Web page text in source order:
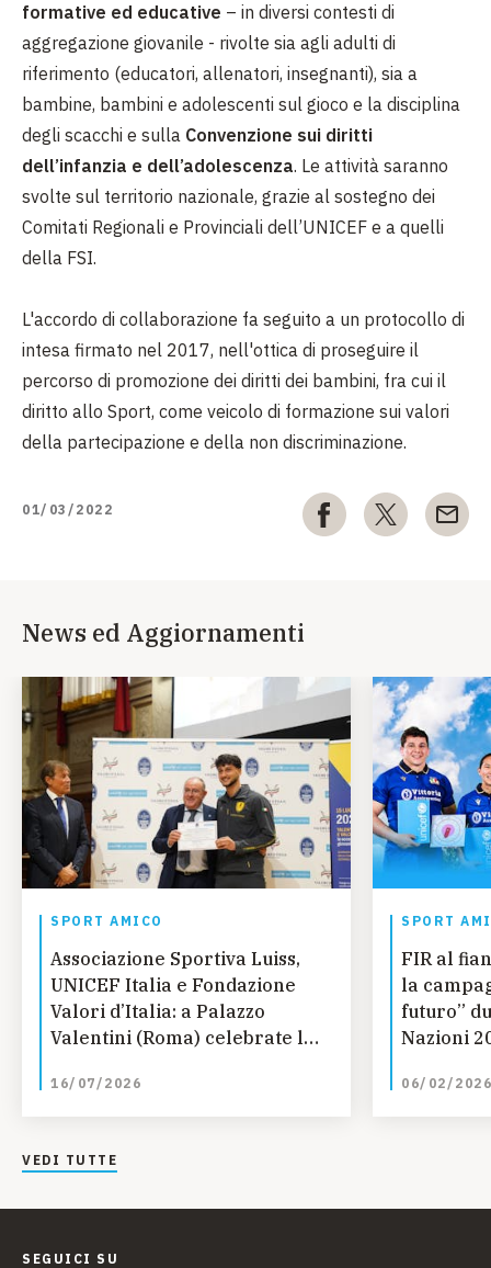
formative ed educative – in diversi contesti di
aggregazione giovanile - rivolte sia agli adulti di
riferimento (educatori, allenatori, insegnanti), sia a
bambine, bambini e adolescenti sul gioco e la disciplina
degli scacchi e sulla Convenzione sui diritti
dell’infanzia e dell’adolescenza. Le attività saranno
svolte sul territorio nazionale, grazie al sostegno dei
Comitati Regionali e Provinciali dell’UNICEF e a quelli
della FSI.
L'accordo di collaborazione fa seguito a un protocollo di
intesa firmato nel 2017, nell'ottica di proseguire il
percorso di promozione dei diritti dei bambini, fra cui il
diritto allo Sport, come veicolo di formazione sui valori
della partecipazione e della non discriminazione.
01/03/2022
News ed Aggiornamenti
SPORT AMICO
Associazione Sportiva Luiss,
UNICEF Italia e Fondazione
Valori d’Italia: a Palazzo
Valentini (Roma) celebrate le
16/07/2026
SPORT
FIR al
la
futuro”
Nazioni
06/02/2026
VEDI TUTTE
SEGUICI SU